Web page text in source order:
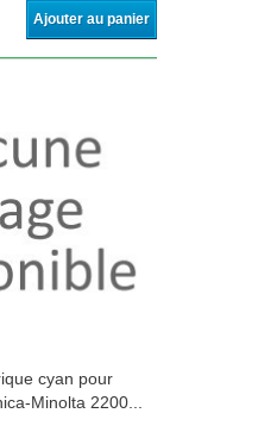
Ajouter au panier
cyan pour
Minolta 2200...